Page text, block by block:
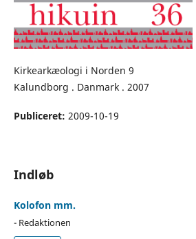
Kirkearkæologi i Norden 9
Kalundborg . Danmark . 2007
Publiceret: 2009-10-19
Indløb
Kolofon mm.
- Redaktionen